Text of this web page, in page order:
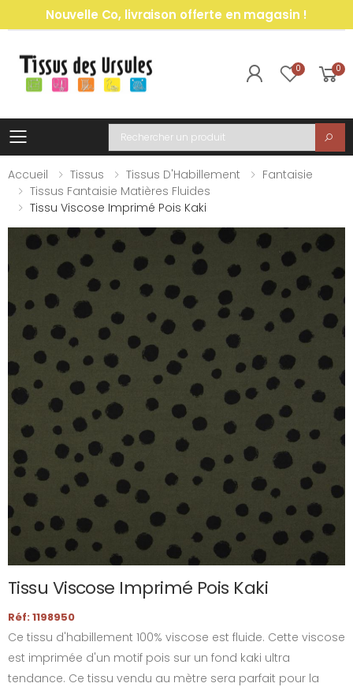
Nouvelle Co, livraison offerte en magasin !
0 0
Toggle mobile menu
Recherche
Accueil
Tissus Tissus D'Habillement
Fantaisie
Tissus Fantaisie Matières Fluides
Tissu Viscose Imprimé Pois Kaki
Tissu Viscose Imprimé Pois Kaki
Réf: 1198950
Ce tissu d'habillement 100% viscose est fluide. Cette viscose
est imprimée d'un motif pois sur un fond kaki ultra
tendance. Ce tissu vendu au mètre sera parfait pour la